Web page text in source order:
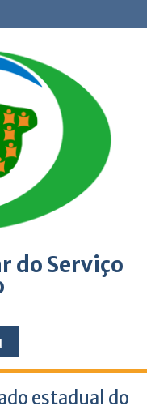
do Serviço
estadual do